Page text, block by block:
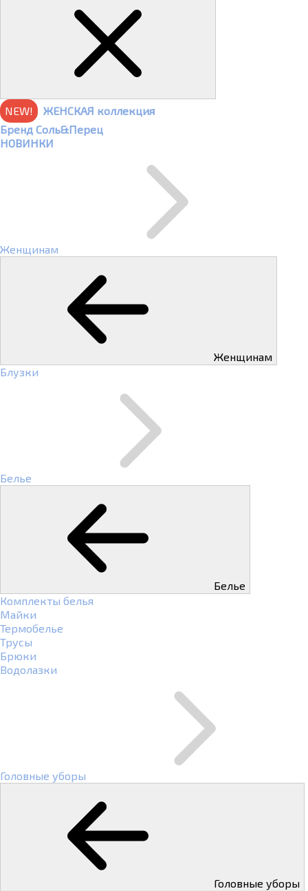
NEW!
ЖЕНСКАЯ коллекция
Бренд Соль&Перец
НОВИНКИ
Женщинам
Женщинам
Блузки
Белье
Белье
Комплекты белья
Майки
Термобелье
Трусы
Брюки
Водолазки
Головные уборы
Головные уборы